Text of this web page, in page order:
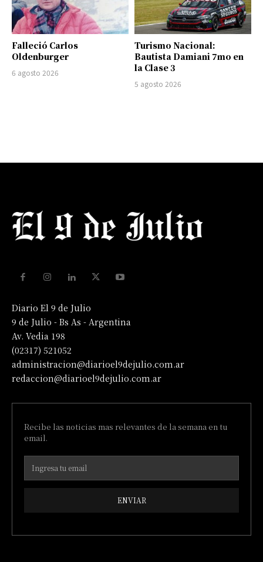
Falleció Carlos
Oldenburger
6 agosto 2026
Turismo Nacional:
Bautista Damiani 7mo en
la Clase 3
5 agosto 2026
Diario El 9 de Julio
9 de Julio - Bs As - Argentina
Av. Vedia 198
(02317) 521052
administracion@diarioel9dejulio.com.ar
redaccion@diarioel9dejulio.com.ar
Recibe las noticias mas relevantes de la semana en tu
email.
ENVIAR